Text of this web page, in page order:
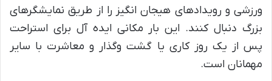
ورزشی و رویدادهای هیجان انگیز را از طریق نمایشگرهای
بزرگ دنبال کنند. این بار مکانی ایده آل برای استراحت
پس از یک روز کاری یا گشت وگذار و معاشرت با سایر
مهمانان است.